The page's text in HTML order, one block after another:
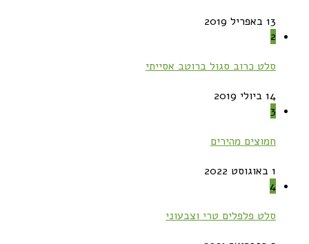
13 באפריל 2019
2
סלט כרוב סגול ברוטב אסייתי
14 ביולי 2019
3
חמוצים מהירים
1 באוגוסט 2022
4
סלט פלפלים טרי וצבעוני